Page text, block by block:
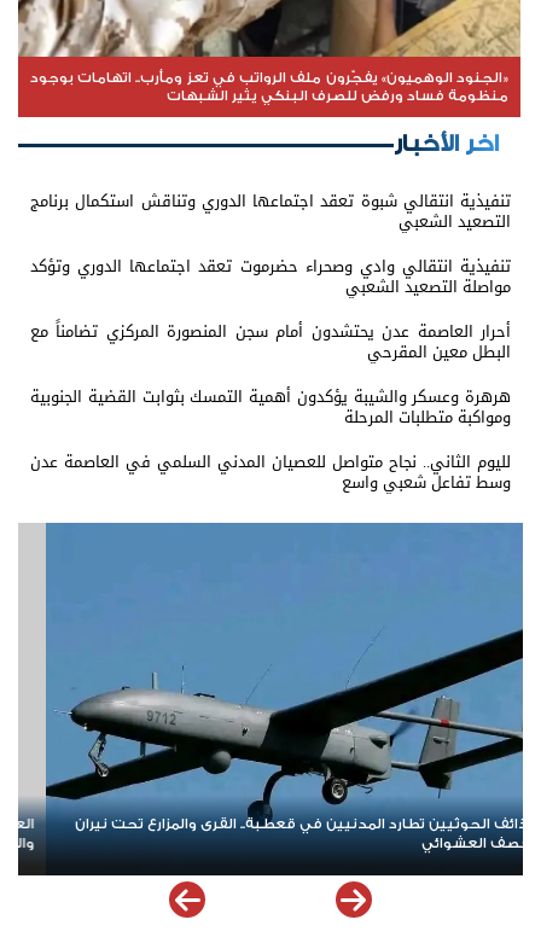
«الجنود الوهميون» يفجّرون ملف الرواتب في تعز ومأرب.. اتهامات بوجود
منظومة فساد ورفض للصرف البنكي يثير الشبهات
اخر الأخبار
تنفيذية انتقالي شبوة تعقد اجتماعها الدوري وتناقش استكمال برنامج
التصعيد الشعبي
تنفيذية انتقالي وادي وصحراء حضرموت تعقد اجتماعها الدوري وتؤكد
مواصلة التصعيد الشعبي
أحرار العاصمة عدن يحتشدون أمام سجن المنصورة المركزي تضامناً مع
البطل معين المقرحي
هرهرة وعسكر والشيبة يؤكدون أهمية التمسك بثوابت القضية الجنوبية
ومواكبة متطلبات المرحلة
لليوم الثاني.. نجاح متواصل للعصيان المدني السلمي في العاصمة عدن
وسط تفاعل شعبي واسع
الجنوبي.. صرخة شعبية مدوية في وجه الهيمنة
تمسّك الجنوب بحقه في تقرير مصيره
«الجنود
منظومة فساد